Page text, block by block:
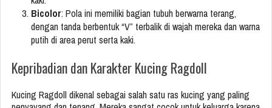
Bicolor: Pola ini memiliki bagian tubuh berwarna terang,
dengan tanda berbentuk “V” terbalik di wajah mereka dan warna
putih di area perut serta kaki.
Kepribadian dan Karakter Kucing Ragdoll
Kucing Ragdoll dikenal sebagai salah satu ras kucing yang paling